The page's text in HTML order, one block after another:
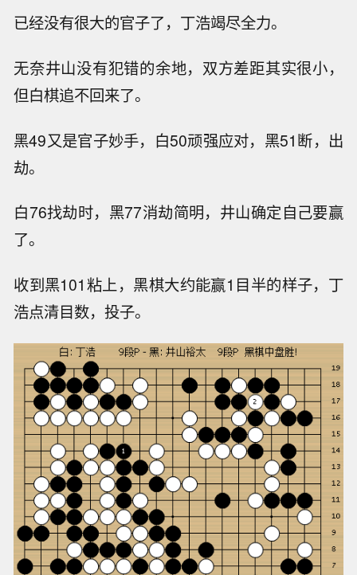
已经没有很大的官子了，丁浩竭尽全力。
无奈井山没有犯错的余地，双方差距其实很小，
但白棋追不回来了。
黑49又是官子妙手，白50顽强应对，黑51断，出
劫。
白76找劫时，黑77消劫简明，井山确定自己要赢
了。
收到黑101粘上，黑棋大约能赢1目半的样子，丁
浩点清目数，投子。